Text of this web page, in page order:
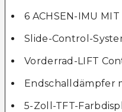
6 ACHSEN-IMU
Slide-Control-
Vorderrad-LIFT
Endschalldämpfer
5-Zoll-TFT-